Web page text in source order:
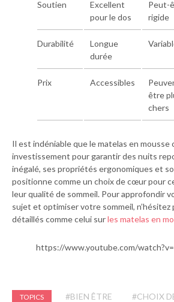
Soutien
Excellent
pour le dos
Peut-
rigide
Durabilité
Longue
durée
Prix Accessibles
être
chers
Il est indéniable que le matelas en
investissement pour garantir des nuits
inégalé, ses propriétés ergonomiques et
positionne comme un choix de cœur pour
leur qualité de sommeil. Pour approfondir
sujet et optimiser votre sommeil, n’hésitez
détaillés comme celui surles matelas en
https://www.youtube.com/
TOPICS #BIEN ÊTRE
#CHOIX